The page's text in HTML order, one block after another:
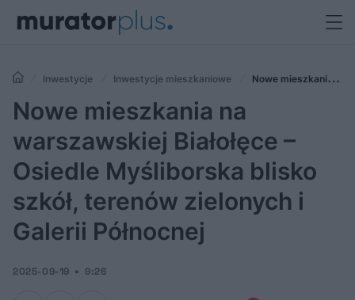
Inwestycje Inwestycje mieszkaniowe
Nowe mieszkania na
warszawskiej Białołęce – Osiedle Myśliborska blisko szkół, terenów
zielonych i Galerii Północnej
Nowe mieszkania na
warszawskiej Białołęce –
Osiedle Myśliborska blisko
szkół, terenów zielonych i
Galerii Północnej
2025-09-19 9:26